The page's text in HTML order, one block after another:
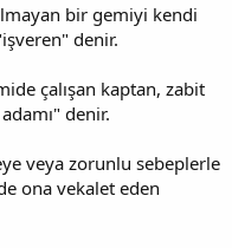
bir gemiyi kendi
denir.
çalışan kaptan, zabit
denir.
veya zorunlu sebeplerle
ona vekalet eden